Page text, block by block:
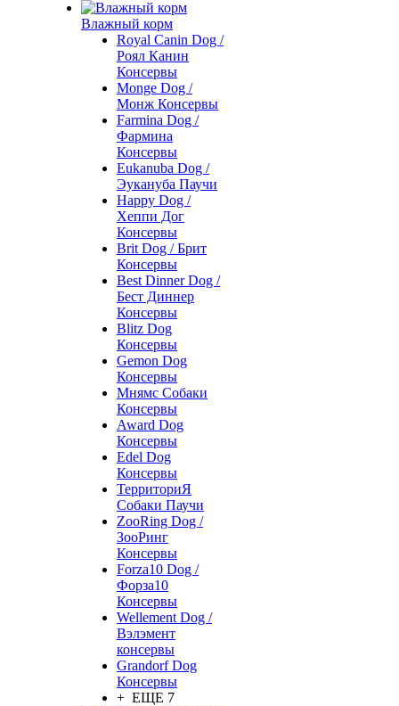
Влажный корм
Royal Canin Dog /
Роял Канин
Консервы
Monge Dog /
Монж Консервы
Farmina Dog /
Фармина
Консервы
Eukanuba Dog /
Эукануба Паучи
Happy Dog /
Хеппи Дог
Консервы
Brit Dog / Брит
Консервы
Best Dinner Dog /
Бест Диннер
Консервы
Blitz Dog
Консервы
Gemon Dog
Консервы
Мнямс Собаки
Консервы
Award Dog
Консервы
Edel Dog
Консервы
ТерриториЯ
Собаки Паучи
ZooRing Dog /
ЗооРинг
Консервы
Forza10 Dog /
Форза10
Консервы
Wellement Dog /
Вэлэмент
консервы
Grandorf Dog
Консервы
+ ЕЩЕ 7